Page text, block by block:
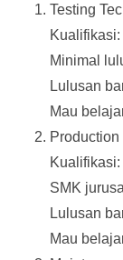
Testing
Kualifikasi:
Minimal
Lulusan
Mau
Kualifikasi:
SMK
Lulusan
Mau